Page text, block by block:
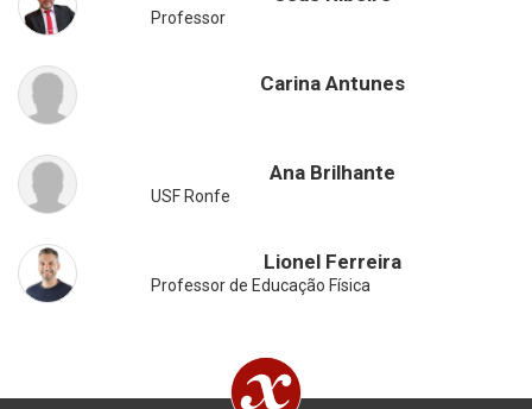
Professor
Carina Antunes
Ana Brilhante
USF Ronfe
Lionel Ferreira
Professor de Educação Física